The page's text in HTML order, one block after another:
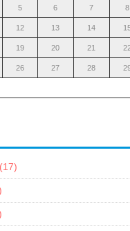
5 6 7 8
12 13 14
19 20 21
26 27 28